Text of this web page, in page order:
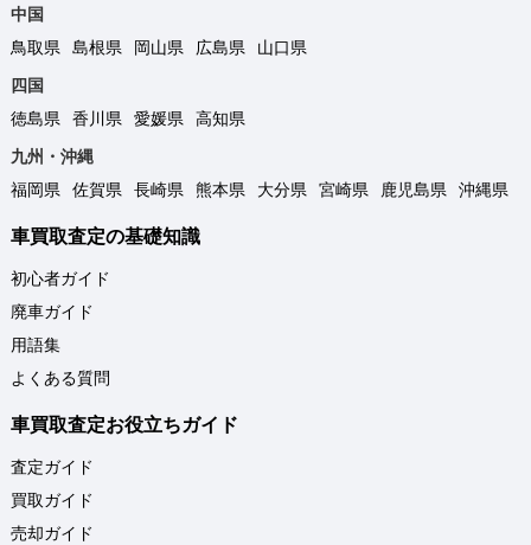
中国
鳥取県
島根県 岡山県 広島県
山口県
四国
徳島県
香川県 愛媛県
高知県
九州・沖縄
福岡県
佐賀県 長崎県 熊本県 大分県 宮崎県 鹿児島県 沖縄県
車買取査定の基礎知識
初心者ガイド
廃車ガイド
用語集
よくある質問
車買取査定お役立ちガイド
査定ガイド
買取ガイド
売却ガイド